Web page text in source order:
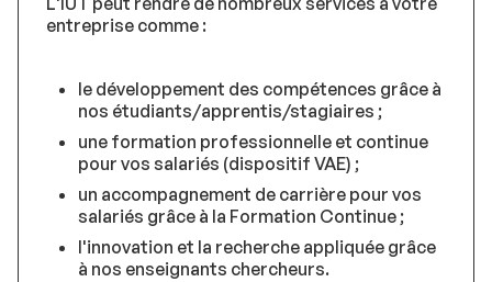
entreprise comme :
le développement des compétences grâce à
nos étudiants/apprentis/stagiaires ;
une formation professionnelle et continue
pour vos salariés (dispositif VAE) ;
un accompagnement de carrière pour vos
salariés grâce à la Formation Continue ;
l'innovation et la recherche appliquée grâce
à nos enseignants chercheurs.